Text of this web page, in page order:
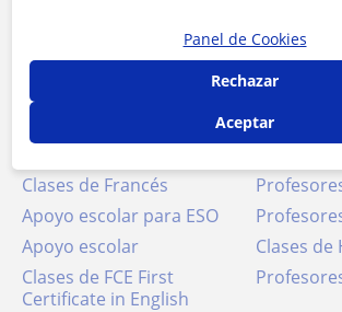
Clases
Profesores de
Clases de Español para
Clases de Francés
Apoyo escolar para ESO
Apoyo escolar
Clases
Clases de FCE First
Certificate in English
Panel de Cookies
Rechazar
Aceptar